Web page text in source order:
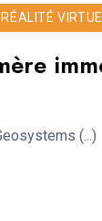
(...)